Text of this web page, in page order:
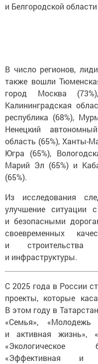
и Белгородской области
В число регионов,
также вошли
город Москва
Калининградская
республика (68%),
Ненецкий
область (65%), Ханты-
Югра (65%),
Марий Эл (65%) и
(65%).
Из исследования
улучшение ситуации
и безопасными
своевременных
и
и инфраструктуры.
С 2025 года в России
проекты, которые
В этом году в
«Семья», «Молодежь
и активная жизнь»,
«Экологическое
«Эффективная и